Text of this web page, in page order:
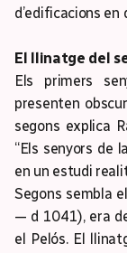
d’edificacions
El llinatge del
Els primers
presenten
segons explica
“Els senyors de
en un estudi
Segons sembla
— d 1041), era
el Pelós. El